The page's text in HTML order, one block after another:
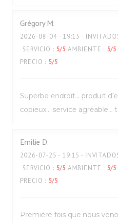
Grégory M
2026-08-04 - 19:15 -
SERVICIO : 5/5 AMBIENTE : 5/5
PRECIO : 5/5
Superbe endroit… produit
copieux… service agréable…
Emilie D
2026-07-25 - 19:15 -
SERVICIO : 5/5 AMBIENTE : 5/5
PRECIO : 5/5
Première fois que nous